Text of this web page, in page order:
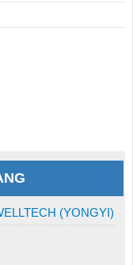
(YONGYI)